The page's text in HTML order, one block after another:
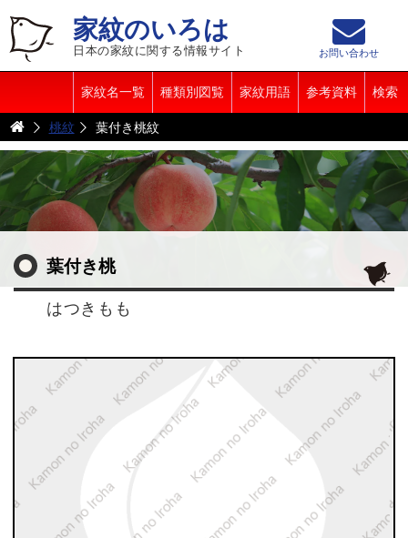
家紋のいろは
日本の家紋に関する情報サイト
家紋名一覧 種類別図覧 家紋用語 参考資料 検索
お問い合わせ
桃紋 葉付き桃紋
葉付き桃
はつきもも